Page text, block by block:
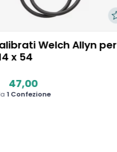
Welch Allyn per
x 54
47,00
1 Confezione